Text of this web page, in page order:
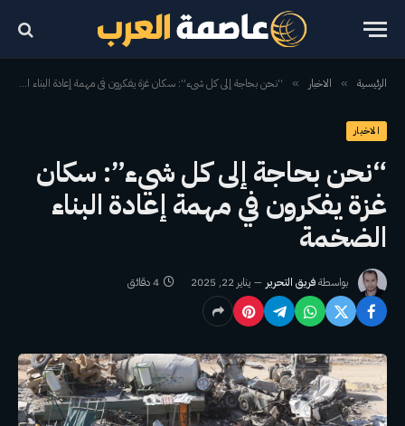
الرئيسية » الاخبار » “نحن بحاجة إلى كل شيء”: سكان غزة يفكرون في مهمة إعادة البناء الضخمة
الاخبار
“نحن بحاجة إلى كل شيء”: سكان
غزة يفكرون في مهمة إعادة البناء
الضخمة
بواسطةفريق التحرير يناير 22, 2025 4 دقائق